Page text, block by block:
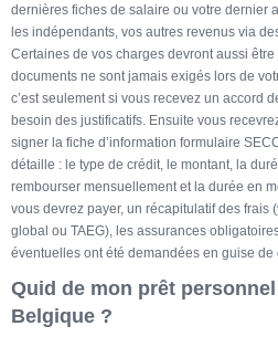
dernières fiches de salaire ou votre dernier
les indépendants, vos autres revenus via
Certaines de vos charges devront aussi
documents ne sont jamais exigés lors de
c’est seulement si vous recevez un accord
besoin des justificatifs. Ensuite vous
signer la fiche d’information formulaire
détaille : le type de crédit, le montant, la
rembourser mensuellement et la durée en
vous devrez payer, un récapitulatif des frais
global ou TAEG), les assurances
éventuelles ont été demandées en guise
Quid de mon prêt
Belgique ?